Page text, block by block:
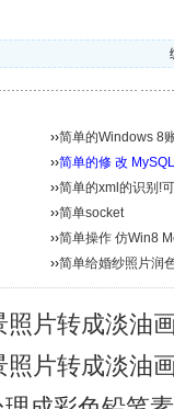
››简单的Windows 8
››简单的修 改
››简单的xml的识别!
››简单socket
››简单操作 仿Win8
››简单给婚纱照片润
片转成淡油
片转成淡油